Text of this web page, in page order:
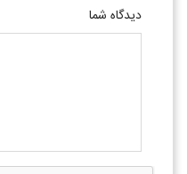
دیدگاه شما